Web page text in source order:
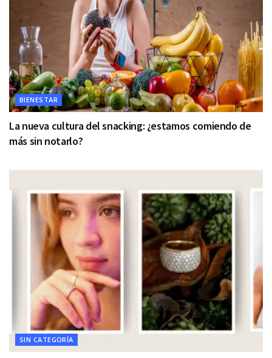
BIENESTAR
La nueva cultura del snacking: ¿estamos comiendo de
más sin notarlo?
SIN CATEGORÍA